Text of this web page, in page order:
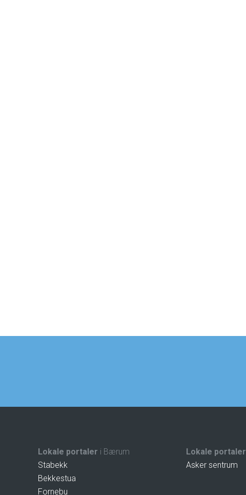
Lokale portaler i Bærum
Stabekk
Bekkestua
Fornebu
Lokale portaler
Asker sentrum